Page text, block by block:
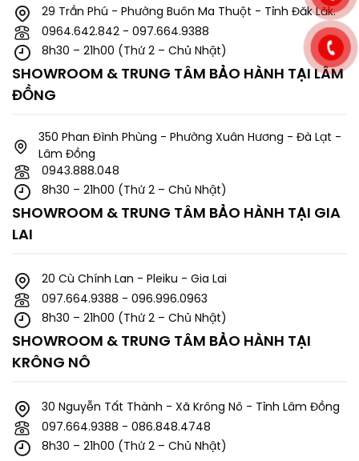
29 Trần Phú - Phường Buôn Ma Thuột - Tỉnh Đăk Lăk.
0964.642.842 - 097.664.9388
8h30 – 21h00 (Thứ 2 – Chủ Nhật)
SHOWROOM & TRUNG TÂM BẢO HÀNH TẠI LÂM
ĐỒNG
350 Phan Đình Phùng - Phường Xuân Hương - Đà Lạt -
Lâm Đồng
0943.888.048
8h30 – 21h00 (Thứ 2 – Chủ Nhật)
SHOWROOM & TRUNG TÂM BẢO HÀNH TẠI GIA
LAI
20 Cù Chính Lan - Pleiku - Gia Lai
097.664.9388 - 096.996.0963
8h30 – 21h00 (Thứ 2 – Chủ Nhật)
SHOWROOM & TRUNG TÂM BẢO HÀNH TẠI
KRÔNG NÔ
30 Nguyễn Tất Thành - Xã Krông Nô - Tỉnh Lâm Đồng
097.664.9388 - 086.848.4748
8h30 – 21h00 (Thứ 2 – Chủ Nhật)